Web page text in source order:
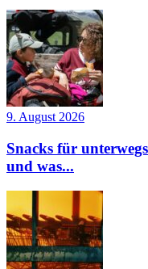
9. August 2026
Snacks für
und was...